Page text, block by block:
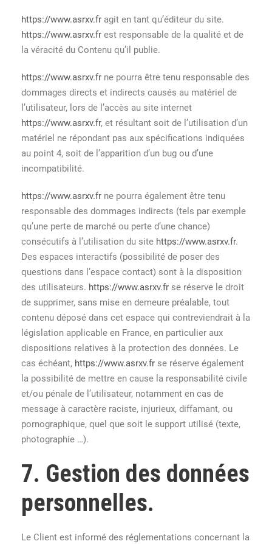
https://www.asrxv.fr agit en tant qu’éditeur du site.
https://www.asrxv.fr est responsable de la qualité et de
la véracité du Contenu qu’il publie.
https://www.asrxv.fr ne pourra être tenu responsable des
dommages directs et indirects causés au matériel de
l’utilisateur, lors de l’accès au site internet
https://www.asrxv.fr, et résultant soit de l’utilisation d’un
matériel ne répondant pas aux spécifications indiquées
au point 4, soit de l’apparition d’un bug ou d’une
incompatibilité.
https://www.asrxv.fr ne pourra également être tenu
responsable des dommages indirects (tels par exemple
qu’une perte de marché ou perte d’une chance)
consécutifs à l’utilisation du site https://www.asrxv.fr.
Des espaces interactifs (possibilité de poser des
questions dans l’espace contact) sont à la disposition
des utilisateurs. https://www.asrxv.fr se réserve le droit
de supprimer, sans mise en demeure préalable, tout
contenu déposé dans cet espace qui contreviendrait à la
législation applicable en France, en particulier aux
dispositions relatives à la protection des données. Le
cas échéant, https://www.asrxv.fr se réserve également
la possibilité de mettre en cause la responsabilité civile
et/ou pénale de l’utilisateur, notamment en cas de
message à caractère raciste, injurieux, diffamant, ou
pornographique, quel que soit le support utilisé (texte,
photographie …).
7. Gestion des données
personnelles.
Le Client est informé des réglementations concernant la